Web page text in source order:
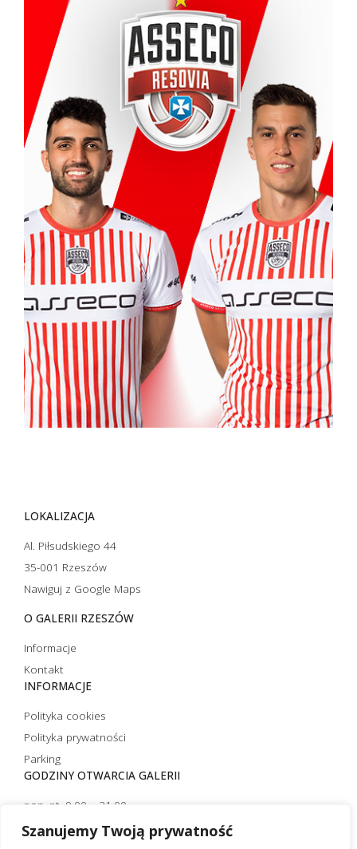
Szanujemy Twoją prywatność
LOKALIZACJA
Al. Piłsudskiego 44
35-001 Rzeszów
Nawiguj z Google Maps
O GALERII RZESZÓW
Informacje
Kontakt
INFORMACJE
Polityka cookies
Polityka prywatności
Parking
GODZINY OTWARCIA GALERII
pon.-pt. 9.00 – 21.00
sobota 10.00 – 21.00